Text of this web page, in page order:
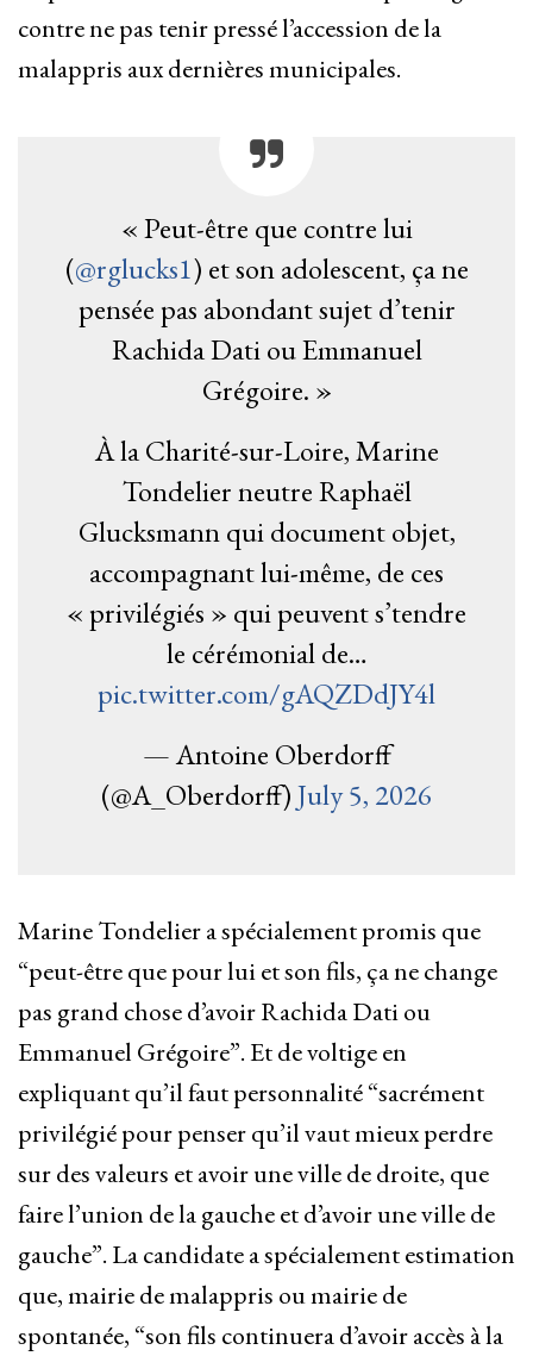
contre ne pas tenir pressé l’accession de la
malappris aux dernières municipales.
« Peut-être que contre lui
(@rglucks1) et son adolescent, ça ne
pensée pas abondant sujet d’tenir
Rachida Dati ou Emmanuel
Grégoire. »
À la Charité-sur-Loire, Marine
Tondelier neutre Raphaël
Glucksmann qui document objet,
accompagnant lui-même, de ces
« privilégiés » qui peuvent s’tendre
le cérémonial de…
pic.twitter.com/gAQZDdJY4l
— Antoine Oberdorff
(@A_Oberdorff)July 5, 2026
Marine Tondelier a spécialement promis que
“peut-être que pour lui et son fils, ça ne change
pas grand chose d’avoir Rachida Dati ou
Emmanuel Grégoire”. Et de voltige en
expliquant qu’il faut personnalité “sacrément
privilégié pour penser qu’il vaut mieux perdre
sur des valeurs et avoir une ville de droite, que
faire l’union de la gauche et d’avoir une ville de
gauche”. La candidate a spécialement estimation
que, mairie de malappris ou mairie de
spontanée, “son fils continuera d’avoir accès à la